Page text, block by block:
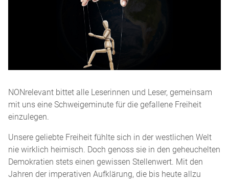
NONrelevant bittet alle Leserinnen und Leser, gemeinsam
mit uns eine Schweigeminute für die gefallene Freiheit
einzulegen.
Unsere geliebte Freiheit fühlte sich in der westlichen Welt
nie wirklich heimisch. Doch genoss sie in den geheuchelten
Demokratien stets einen gewissen Stellenwert. Mit den
Jahren der imperativen Aufklärung, die bis heute allzu